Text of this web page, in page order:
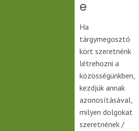
e
Ha
tárgymegosztó
kört szeretnénk
létrehozni a
közösségünkben,
kezdjük annak
azonosításával,
milyen dolgokat
szeretnének /